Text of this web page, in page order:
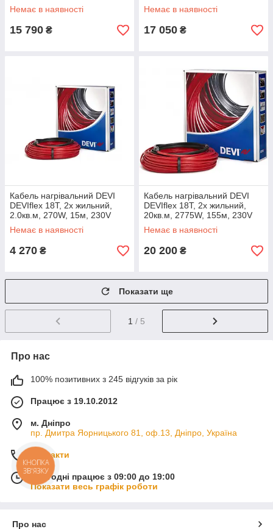
Немає в наявності
15 790 ₴
Немає в наявності
17 050 ₴
Кабель нагрівальний DEVI
DEVIflex 18Т, 2х жильний,
2.0кв.м, 270W, 15м, 230V
Немає в наявності
4 270 ₴
Кабель нагрівальний DEVI
DEVIflex 18Т, 2х жильний,
20кв.м, 2775W, 155м, 230V
Немає в наявності
20 200 ₴
Показати ще
1 / 5
Про нас
100% позитивних з 245 відгуків за рік
Працює з 19.10.2012
м. Дніпро
пр. Дмитра Яорницького 81, оф.13, Дніпро, Україна
Контакти
Сьогодні працює з 09:00 до 19:00
Показати весь графік роботи
Про нас
КНОПКА
ЗВ'ЯЗКУ